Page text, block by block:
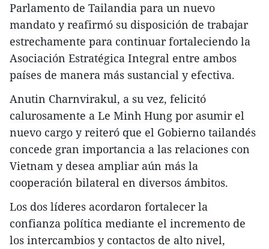
Parlamento de Tailandia para un nuevo
mandato y reafirmó su disposición de trabajar
estrechamente para continuar fortaleciendo la
Asociación Estratégica Integral entre ambos
países de manera más sustancial y efectiva.
Anutin Charnvirakul, a su vez, felicitó
calurosamente a Le Minh Hung por asumir el
nuevo cargo y reiteró que el Gobierno tailandés
concede gran importancia a las relaciones con
Vietnam y desea ampliar aún más la
cooperación bilateral en diversos ámbitos.
Los dos líderes acordaron fortalecer la
confianza política mediante el incremento de
los intercambios y contactos de alto nivel,